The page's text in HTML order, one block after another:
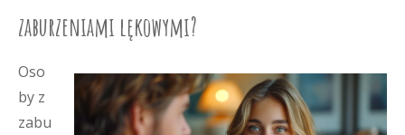
zaburzeniami lękowymi?
Oso
by z
zabu